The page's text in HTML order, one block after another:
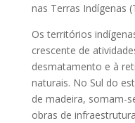
nas Terras Indígenas
Os territórios
crescente de
desmatamento e à
naturais. No Sul do
de madeira, somam-
obras de